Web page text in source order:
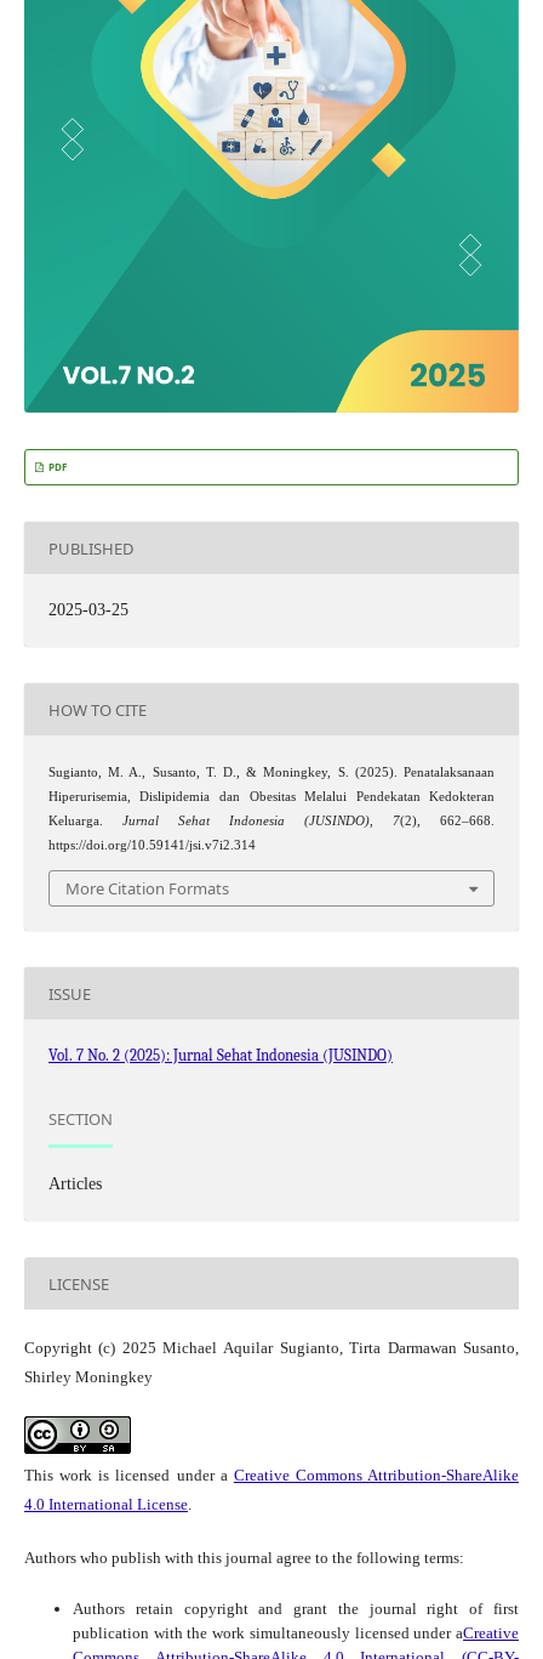
PDF
PUBLISHED
2025-03-25
HOW TO CITE
Sugianto, M. A., Susanto, T. D., & Moningkey, S. (2025). Penatalaksanaan
Hiperurisemia, Dislipidemia dan Obesitas Melalui Pendekatan Kedokteran
Keluarga. Jurnal Sehat Indonesia (JUSINDO) 7(2), 662–668.
https://doi.org/10.59141/jsi.v7i2.314
More Citation Formats
ISSUE
Vol. 7 No. 2 (2025): Jurnal Sehat Indonesia (JUSINDO)
SECTION
Articles
LICENSE
Copyright (c) 2025 Michael Aquilar Sugianto, Tirta Darmawan Susanto,
Shirley Moningkey
This work is licensed under a Creative Commons Attribution-ShareAlike
4.0 International License.
Authors who publish with this journal agree to the following terms:
Authors retain copyright and grant the journal right of first
publication with the work simultaneously licensed under aCreative